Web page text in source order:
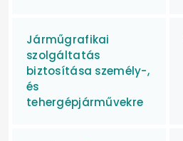
Járműgrafikai
szolgáltatás
biztosítása személy-,
és
tehergépjárművekre